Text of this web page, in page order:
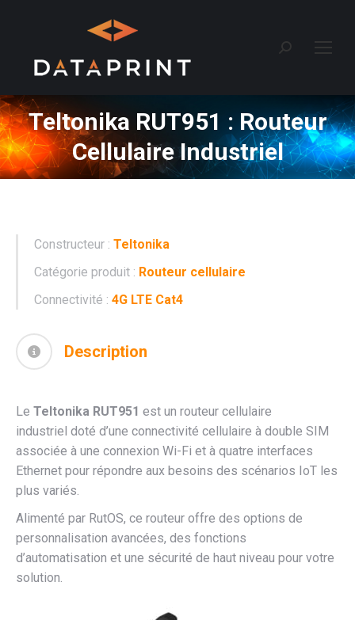
Recherche
Teltonika RUT951 : Routeur
Cellulaire Industriel
Constructeur : Teltonika
Catégorie produit : Routeur cellulaire
Connectivité : 4G LTE Cat4
Description
Le Teltonika RUT951 est un routeur cellulaire
industriel doté d’une connectivité cellulaire à double SIM
associée à une connexion Wi-Fi et à quatre interfaces
Ethernet pour répondre aux besoins des scénarios IoT les
plus variés.
Alimenté par RutOS, ce routeur offre des options de
personnalisation avancées, des fonctions
d’automatisation et une sécurité de haut niveau pour votre
solution.